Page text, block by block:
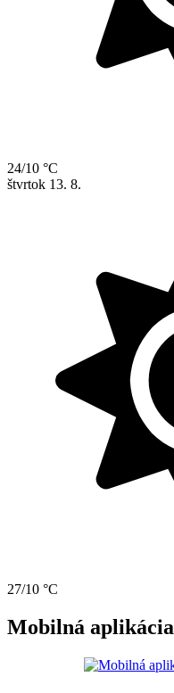
24/10 °C
štvrtok 13. 8.
27/10 °C
Mobilná aplikácia